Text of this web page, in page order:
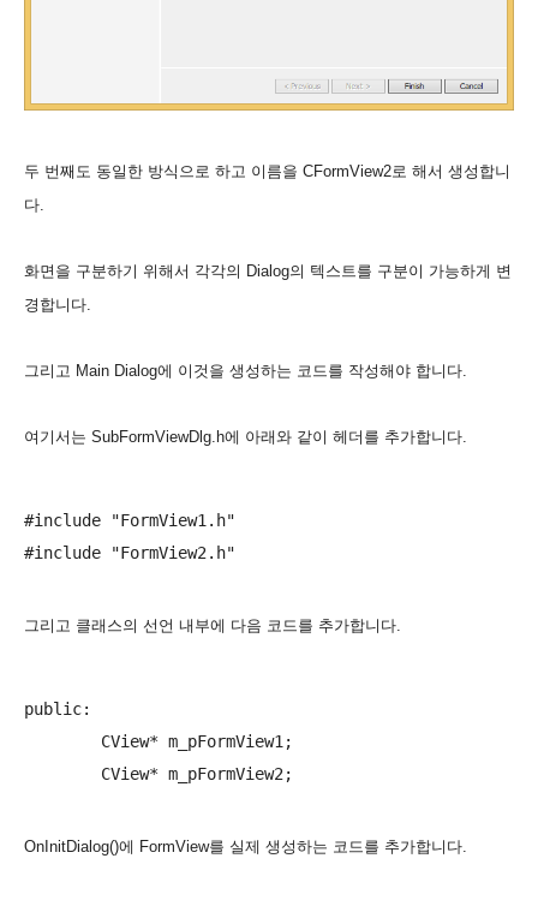
두 번째도 동일한 방식으로 하고 이름을 CFormView2로 해서 생성합니
다.
화면을 구분하기 위해서 각각의 Dialog의 텍스트를 구분이 가능하게 변
경합니다.
그리고 Main Dialog에 이것을 생성하는 코드를 작성해야 합니다.
여기서는 SubFormViewDlg.h에 아래와 같이 헤더를 추가합니다.
#include "FormView1.h"
그리고 클래스의 선언 내부에 다음 코드를 추가합니다.
public:
OnInitDialog()에 FormView를 실제 생성하는 코드를 추가합니다.